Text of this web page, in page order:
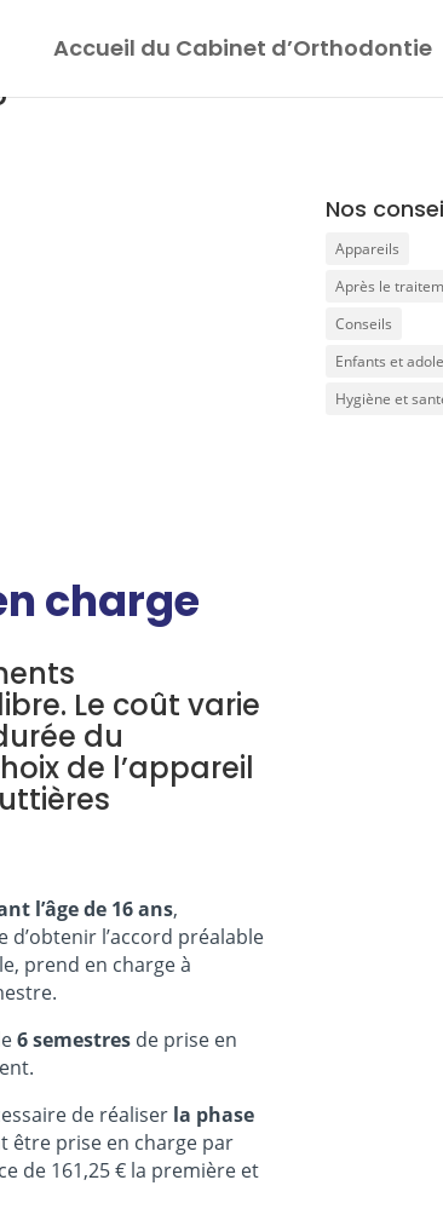
Accueil du Cabinet d’Orthodontie
Nos
Appareils
Après le
Conseils
Enfants et
Hygiène et
charge
Le coût varie
du
de l’appareil
l’âge de 16 ans,
d’obtenir l’accord préalable
prend en charge à
6 semestresde prise en
de réaliser la phase
être prise en charge par
de 161,25 € la première et